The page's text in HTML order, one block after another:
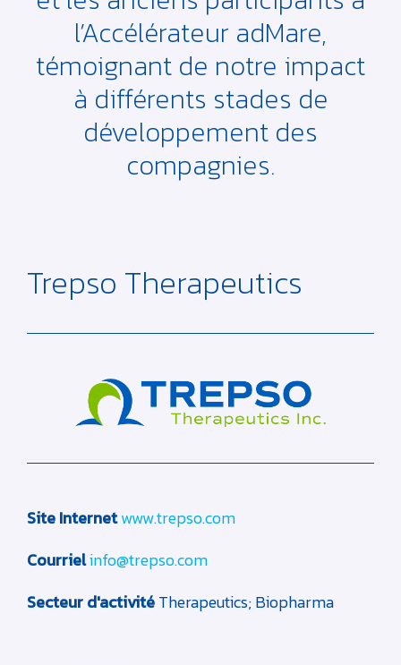
l’Accélérateur adMare,
témoignant de notre impact
à différents stades de
développement des
compagnies.
Trepso Therapeutics
Site Internetwww.trepso.com
Courrielinfo@trepso.com
Secteur d'activitéTherapeutics; Biopharma